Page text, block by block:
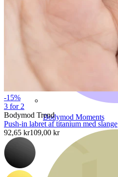
Bodymod Moments
-15%
3 for 2
Bodymod Trend
Push-in labret af titanium med slange
92,65 kr109,00 kr